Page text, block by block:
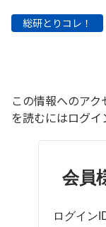
総研とりコレ！
この情報へのア
を読むにはログイ
会員
ログイン